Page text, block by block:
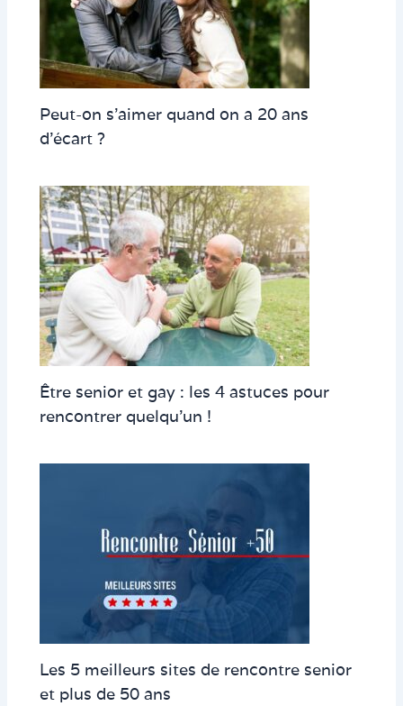
Peut-on s’aimer quand on a 20 ans
d’écart ?
Être senior et gay : les 4 astuces pour
rencontrer quelqu’un !
Les 5 meilleurs sites de rencontre senior
et plus de 50 ans